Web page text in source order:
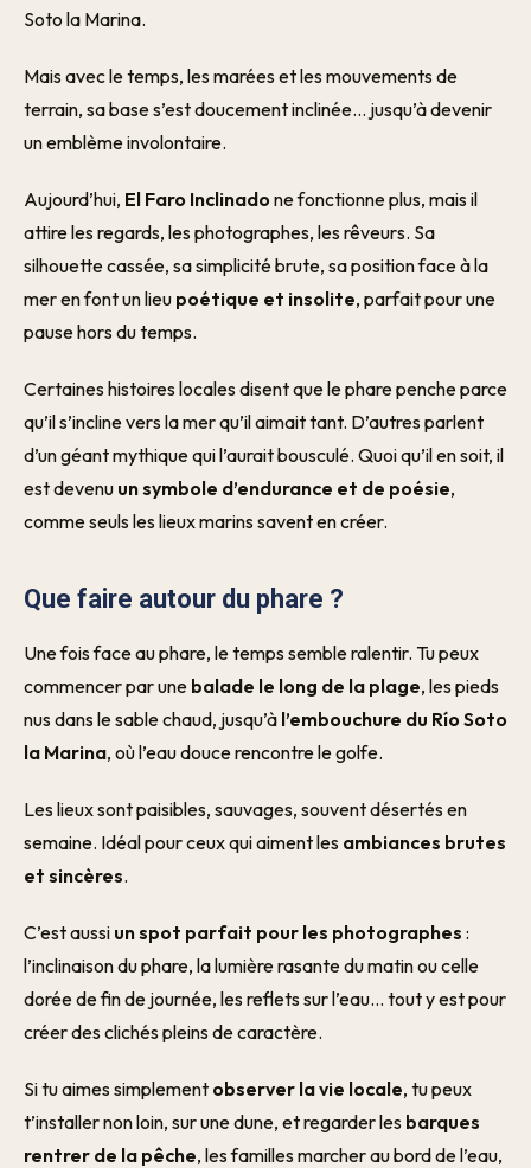
Soto la Marina.
Mais avec le temps, les marées et les mouvements de
terrain, sa base s’est doucement inclinée… jusqu’à devenir
un emblème involontaire.
Aujourd’hui, El Faro Inclinado ne fonctionne plus, mais il
attire les regards, les photographes, les rêveurs. Sa
silhouette cassée, sa simplicité brute, sa position face à la
mer en font un lieu poétique et insolite, parfait pour une
pause hors du temps.
Certaines histoires locales disent que le phare penche parce
qu’il s’incline vers la mer qu’il aimait tant. D’autres parlent
d’un géant mythique qui l’aurait bousculé. Quoi qu’il en soit, il
est devenu un symbole d’endurance et de poésie,
comme seuls les lieux marins savent en créer.
Que faire autour du phare ?
Une fois face au phare, le temps semble ralentir. Tu peux
commencer par une balade le long de la plage, les pieds
nus dans le sable chaud, jusqu’à l’embouchure du Río Soto
la Marina, où l’eau douce rencontre le golfe.
Les lieux sont paisibles, sauvages, souvent désertés en
semaine. Idéal pour ceux qui aiment les ambiances brutes
et sincères.
C’est aussi un spot parfait pour les photographes :
l’inclinaison du phare, la lumière rasante du matin ou celle
dorée de fin de journée, les reflets sur l’eau… tout y est pour
créer des clichés pleins de caractère.
Si tu aimes simplement observer la vie locale, tu peux
t’installer non loin, sur une dune, et regarder les barques
rentrer de la pêche, les familles marcher au bord de l’eau,